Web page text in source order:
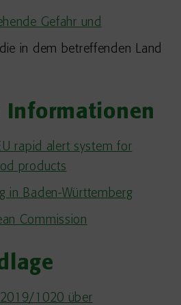
Gefahr und
in dem betreffenden Land
Informationen
rapid alert system for
products
in Baden-Württemberg
Commission
1020 über